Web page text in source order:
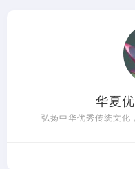
华夏
弘扬中华优秀传统文化